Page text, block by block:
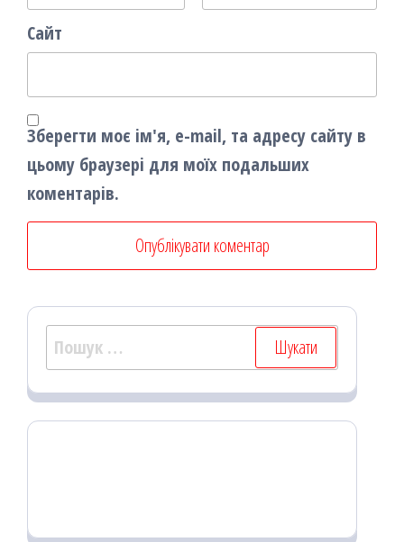
Сайт
Зберегти моє ім'я, e-mail, та адресу сайту в
цьому браузері для моїх подальших
коментарів.
Пошук: